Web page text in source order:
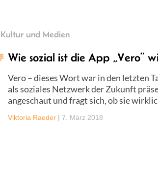
Kultur und Medien
Wie sozial ist die App „Vero“
Vero – dieses Wort war in den letzten
als soziales Netzwerk der Zukunft
angeschaut und fragt sich, ob sie
Viktoria Raeder | 7. März 2018